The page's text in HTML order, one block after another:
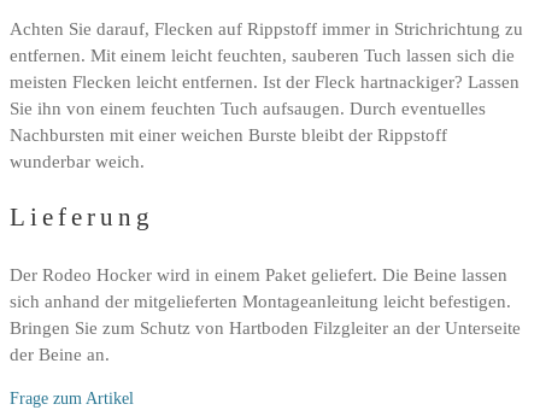
Achten Sie darauf, Flecken auf Rippstoff immer in Strichrichtung zu
entfernen. Mit einem leicht feuchten, sauberen Tuch lassen sich die
meisten Flecken leicht entfernen. Ist der Fleck hartnackiger? Lassen
Sie ihn von einem feuchten Tuch aufsaugen. Durch eventuelles
Nachbursten mit einer weichen Burste bleibt der Rippstoff
wunderbar weich.
Lieferung
Der Rodeo Hocker wird in einem Paket geliefert. Die Beine lassen
sich anhand der mitgelieferten Montageanleitung leicht befestigen.
Bringen Sie zum Schutz von Hartboden Filzgleiter an der Unterseite
der Beine an.
Frage zum Artikel